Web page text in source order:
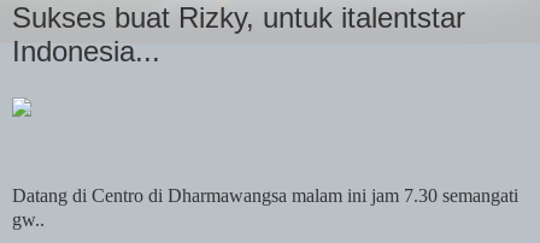
Sukses buat Rizky, untuk italentstar
Indonesia...
Datang di Centro di Dharmawangsa malam ini jam 7.30 semangati
gw..